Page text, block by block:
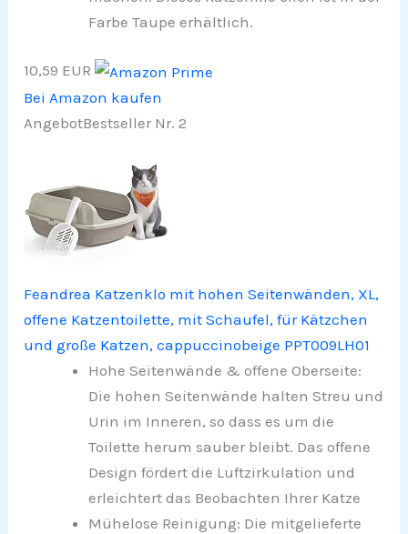
Farbe Taupe erhältlich.
10,59 EUR
Bei Amazon kaufen
AngebotBestseller Nr. 2
Feandrea Katzenklo mit hohen Seitenwänden, XL,
offene Katzentoilette, mit Schaufel, für Kätzchen
und große Katzen, cappuccinobeige PPT009LH01
Hohe Seitenwände & offene Oberseite:
Die hohen Seitenwände halten Streu und
Urin im Inneren, so dass es um die
Toilette herum sauber bleibt. Das offene
Design fördert die Luftzirkulation und
erleichtert das Beobachten Ihrer Katze
Mühelose Reinigung: Die mitgelieferte